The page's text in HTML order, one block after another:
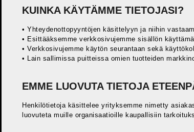
KUINKA KÄYTÄMME TIETOJASI?
• Yhteydenottopyyntöjen käsittelyyn ja niihin
• Esittääksemme verkkosivujemme sisällön
• Verkkosivujemme käytön seurantaan sekä
• Lain sallimissa puitteissa omien tuotteiden
EMME LUOVUTA TIETOJA
Henkilötietoja käsittelee yrityksemme nimetty
luovuteta muille organisaatioille kaupallisiin